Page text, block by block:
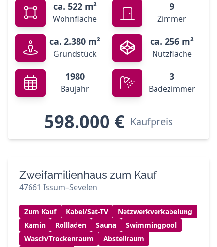
ca. 522 m²
Wohnfläche
9
Zimmer
ca. 2.380 m²
Grundstück
ca. 256 m²
Nutzfläche
1980
Baujahr
3
Badezimmer
598.000 € Kaufpreis
Zweifamilienhaus zum Kauf
47661 Issum–Sevelen
Zum Kauf Kabel/Sat-TV
Netzwerkverkabelung
Kamin
Rollladen Sauna
Swimmingpool
Wasch/Trockenraum
Abstellraum